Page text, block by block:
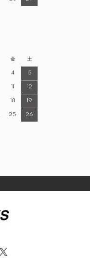
金 土
4 5
11 12
18 19
25 26